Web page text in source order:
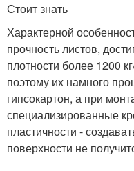
Стоит знать
Характерной
прочность листов,
плотности более 1200
поэтому их намного
гипсокартон, а при
специализированные
пластичности -
поверхности не